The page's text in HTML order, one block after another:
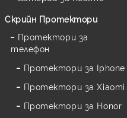
Скрийн Протектори
Протектори за
телефон
Протектори за Iphone
Протектори за Xiaomi
Протектори за Honor